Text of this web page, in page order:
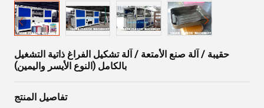
حقيبة / آلة صنع الأمتعة / آلة تشكيل الفراغ ذاتية التشغيل
بالكامل (النوع الأيسر واليمين)
تفاصيل المنتج